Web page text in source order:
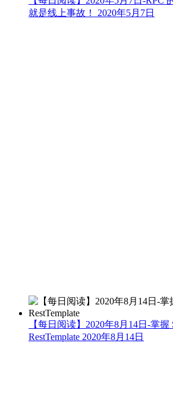
就是线上事故！ 2020年5月7日
【每日阅读】2020年8月14日-掌握
RestTemplate 2020年8月14日